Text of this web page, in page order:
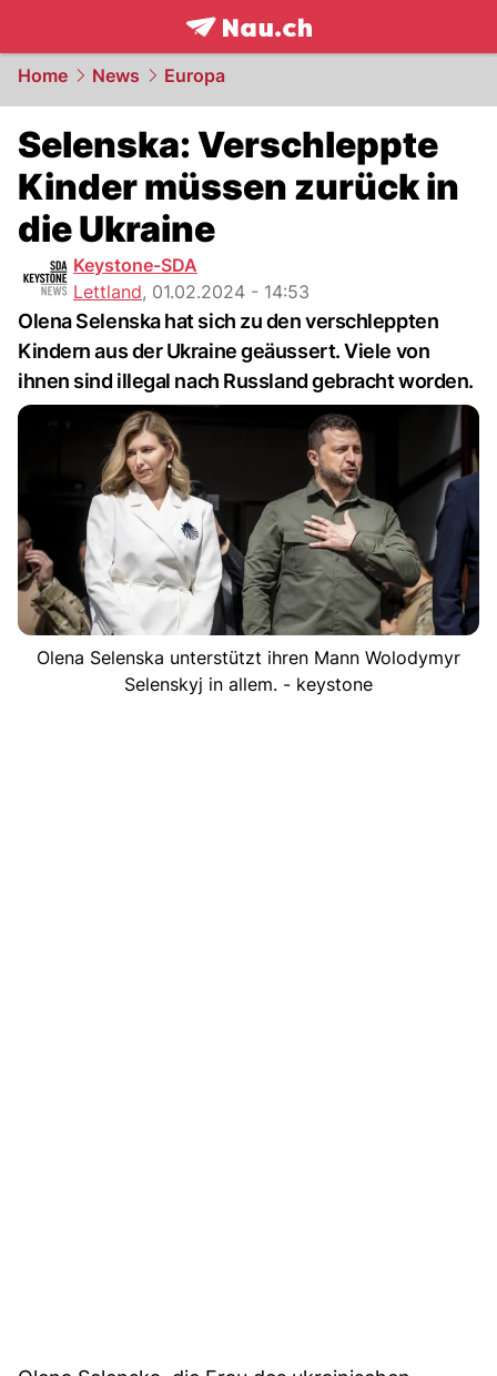
frontpage.NAU.ch
Home News Europa
Selenska: Verschleppte
Kinder müssen zurück in
die Ukraine
Keystone-SDA
Lettland, 01.02.2024 - 14:53
Olena Selenska hat sich zu den verschleppten
Kindern aus der Ukraine geäussert. Viele von
ihnen sind illegal nach Russland gebracht worden.
Olena Selenska unterstützt ihren Mann Wolodymyr
Selenskyj in allem. - keystone